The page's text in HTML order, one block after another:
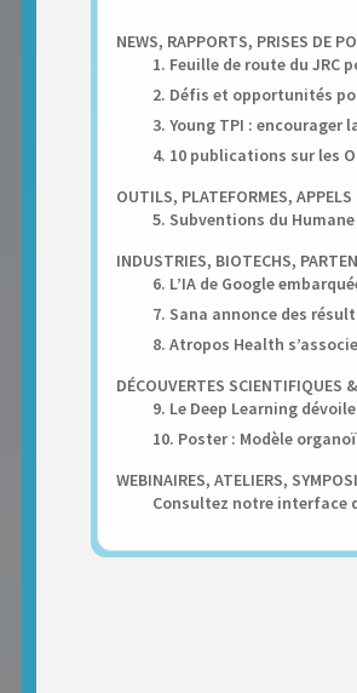
NEWS, RAPPORTS, PRISES DE
1. Feuille de route du JRC
2. Défis et opportunités
3. Young TPI :
4. 10 publications sur les
OUTILS, PLATEFORMES, APPELS
5. Subventions du
INDUSTRIES, BIOTECHS,
6. L’IA de Google
7. Sana annonce des
8. Atropos Health
DÉCOUVERTES SCIENTIFIQUES
9. Le Deep Learning
10. Poster : Modèle
WEBINAIRES, ATELIERS,
Consultez notre interface